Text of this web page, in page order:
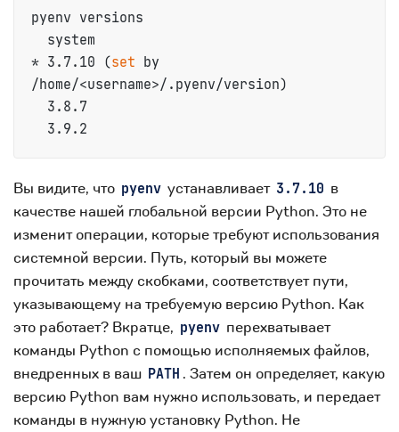
pyenv versions
* 3.7.10 (set by
/home/<username>/.pyenv/version)
  3.9.2
Вы видите, что pyenv устанавливает 3.7.10 в
качестве нашей глобальной версии Python. Это не
изменит операции, которые требуют использования
системной версии. Путь, который вы можете
прочитать между скобками, соответствует пути,
указывающему на требуемую версию Python. Как
это работает? Вкратце, pyenv перехватывает
команды Python с помощью исполняемых файлов,
внедренных в ваш PATH . Затем он определяет, какую
версию Python вам нужно использовать, и передает
команды в нужную установку Python. Не